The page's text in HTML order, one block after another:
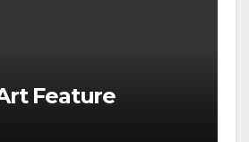
Feature